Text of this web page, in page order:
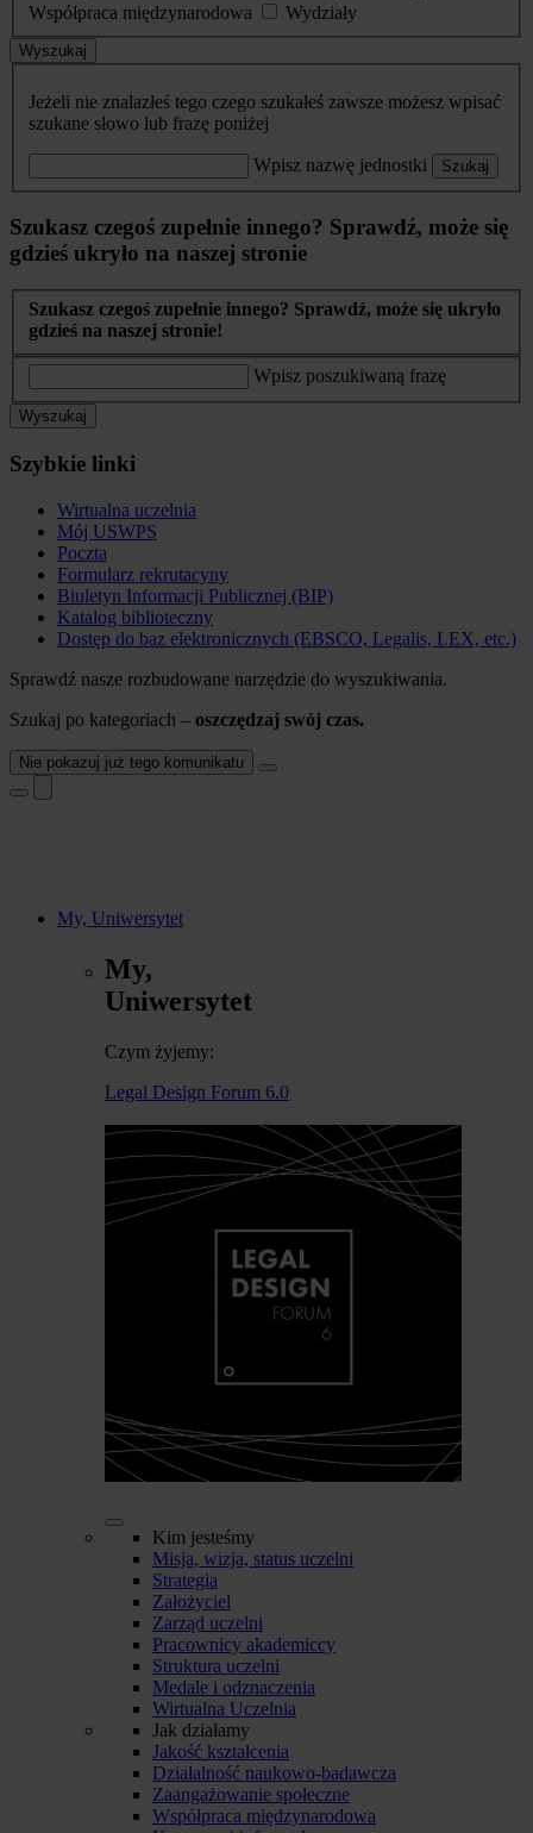
Współpraca międzynarodowa
Wydziały
Wyszukaj
Jeżeli nie znalazłeś tego czego szukałeś zawsze możesz wpisać
szukane słowo lub frazę poniżej
Wpisz nazwę jednostki Szukaj
Szukasz czegoś zupełnie innego? Sprawdź, może się
gdzieś ukryło na naszej stronie
Szukasz czegoś zupełnie innego? Sprawdź, może się ukryło
gdzieś na naszej stronie!
Wpisz poszukiwaną frazę
Wyszukaj
Szybkie linki
Wirtualna uczelnia
Mój USWPS
Poczta
Formularz rekrutacyny
Biuletyn Informacji Publicznej (BIP)
Katalog biblioteczny
Dostęp do baz elektronicznych (EBSCO, Legalis, LEX, etc.)
Sprawdź nasze rozbudowane narzędzie do wyszukiwania.
Szukaj po kategoriach – oszczędzaj swój czas.
Nie pokazuj już tego komunikatu
My, Uniwersytet
My,
Uniwersytet
Czym żyjemy:
Legal Design Forum 6.0
Kim jesteśmy
Misja, wizja, status uczelni
Strategia
Założyciel
Zarząd uczelni
Pracownicy akademiccy
Struktura uczelni
Medale i odznaczenia
Wirtualna Uczelnia
Jak działamy
Jakość kształcenia
Działalność naukowo-badawcza
Zaangażowanie społeczne
Współpraca międzynarodowa